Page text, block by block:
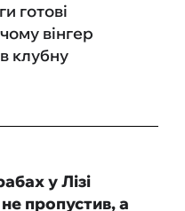
готові
вінгер
клубну
у Лізі
пропустив, а